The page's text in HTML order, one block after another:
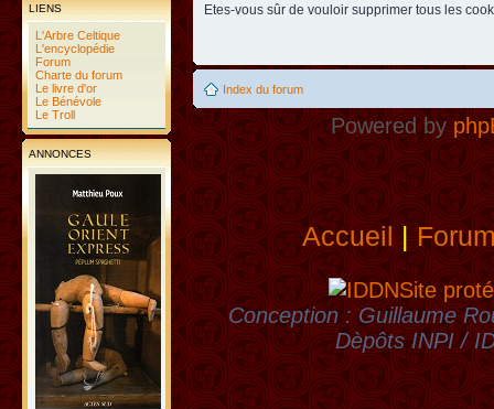
LIENS
L'Arbre Celtique
L'encyclopédie
Forum
Charte du forum
Le livre d'or
Le Bénévole
Le Troll
ANNONCES
Etes-vous sûr de vouloir supprimer tous les
Index du forum
Powered by
Accueil|
Site
Conception : Guillaume
Dèpôts INPI /